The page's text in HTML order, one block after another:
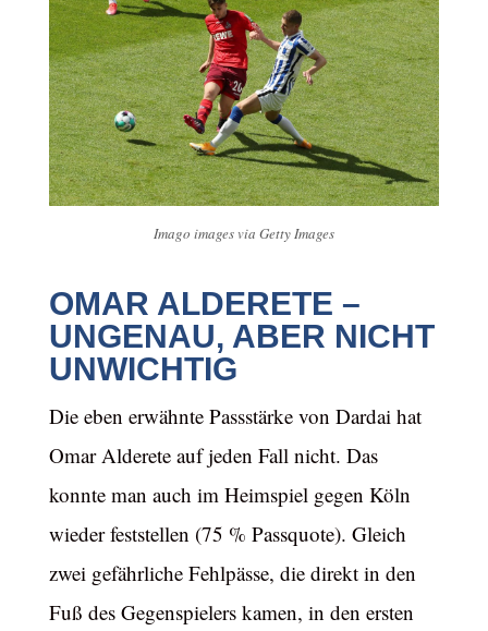
Imago images via Getty Images
OMAR ALDERETE –
UNGENAU, ABER NICHT
UNWICHTIG
Die eben erwähnte Passstärke von Dardai hat
Omar Alderete auf jeden Fall nicht. Das
konnte man auch im Heimspiel gegen Köln
wieder feststellen (75 % Passquote). Gleich
zwei gefährliche Fehlpässe, die direkt in den
Fuß des Gegenspielers kamen, in den ersten